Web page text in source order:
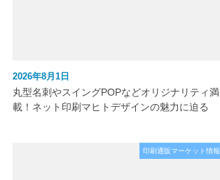
2026年8月1日
丸型名刺やスイングPOPなどオリジナリティ満
載！ネット印刷マヒトデザインの魅力に迫る
印刷通販マーケット情報